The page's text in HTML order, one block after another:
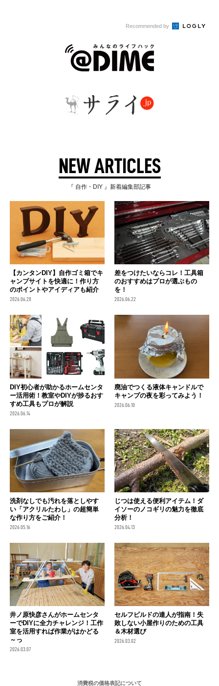
Recommended by
NEW ARTICLES
『 自作・DIY 』新着編集部記事
【カンタンDIY】自作ゴミ箱でキ
ャンプサイトを快適に！作り方
のポイントやアイディアも紹介
2026.06.28
差をつけたいならコレ！工具箱
のおすすめはプロが選ぶもの
を！
2026.06.22
DIY初心者が助かるホームセンタ
ー活用術！教室やDIYが捗るおす
すめ工具もプロが解説
2026.06.14
廃油でつくる液体キャンドルで
キャンプの夜を彩ってみよう！
2026.06.10
洗剤なしでも汚れを落としやす
い「アクリルたわし」の超簡単
な作り方をご紹介！
2026.05.16
じつは使える便利アイテム！ダ
イソーのノコギリの魅力を徹底
分析！
2026.04.13
井ノ原快彦さんがホームセンタ
ーでDIYに全力チャレンジ！工作
室を活用すれば作業がはかどる
～っ
2026.03.07
セルフビルドの達人が指南！失
敗しない小屋作りのための工具
＆木材選び
2026.03.02
消費税の価格表記について